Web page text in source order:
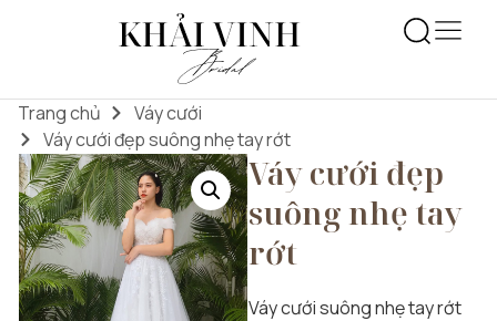
Trang chủ
Váy cưới
Váy cưới đẹp suông nhẹ tay rớt
Váy cưới đẹp
suông nhẹ tay
rớt
Váy cưới suông nhẹ tay rớt